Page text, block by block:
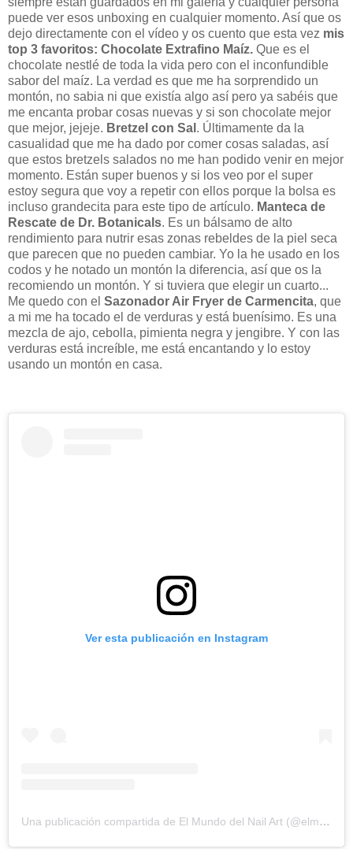
puede ver esos unboxing en cualquier momento. Así que os
dejo directamente con el vídeo y os cuento que esta vez mis
top 3 favoritos: Chocolate Extrafino Maíz. Que es el
chocolate nestlé de toda la vida pero con el inconfundible
sabor del maíz. La verdad es que me ha sorprendido un
montón, no sabia ni que existía algo así pero ya sabéis que
me encanta probar cosas nuevas y si son chocolate mejor
que mejor, jejeje. Bretzel con Sal . Últimamente da la
casualidad que me ha dado por comer cosas saladas, así
que estos bretzels salados no me han podido venir en mejor
momento. Están super buenos y si los veo por el super
estoy segura que voy a repetir con ellos porque la bolsa es
incluso grandecita para este tipo de artículo. Manteca de
Rescate de Dr. Botanicals. Es un bálsamo de alto
rendimiento para nutrir esas zonas rebeldes de la piel seca
que parecen que no pueden cambiar. Yo la he usado en los
codos y he notado un montón la diferencia, así que os la
recomiendo un montón. Y si tuviera que elegir un cuarto...
Me quedo con el Sazonador Air Fryer de Carmencita, que
a mi me ha tocado el de verduras y está buenísimo. Es una
mezcla de ajo, cebolla, pimienta negra y jengibre. Y con las
verduras está increíble, me está encantando y lo estoy
usando un montón en casa.
Ver esta publicación en Instagram
Una publicación compartida de El Mundo del Nail Art (@elmundodelnailart)